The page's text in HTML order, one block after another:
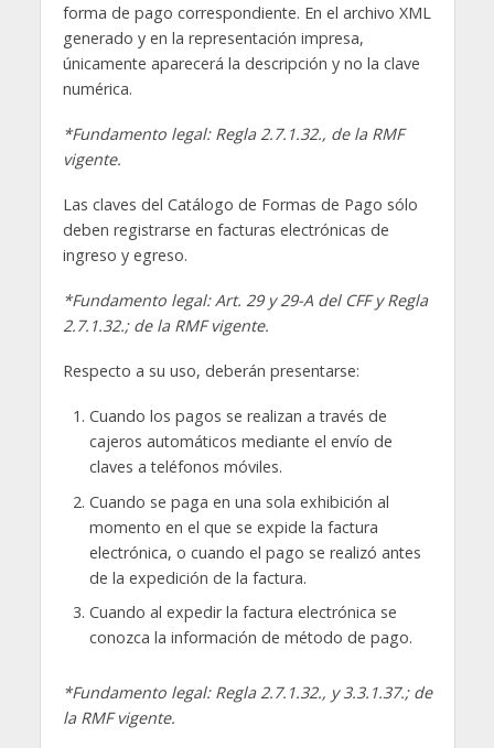
forma de pago correspondiente. En el archivo XML
generado y en la representación impresa,
únicamente aparecerá la descripción y no la clave
numérica.
*Fundamento legal: Regla 2.7.1.32., de la RMF
vigente.
Las claves del Catálogo de Formas de Pago sólo
deben registrarse en facturas electrónicas de
ingreso y egreso.
*Fundamento legal: Art. 29 y 29-A del CFF y Regla
2.7.1.32.; de la RMF vigente.
Respecto a su uso, deberán presentarse:
Cuando los pagos se realizan a través de
cajeros automáticos mediante el envío de
claves a teléfonos móviles.
Cuando se paga en una sola exhibición al
momento en el que se expide la factura
electrónica, o cuando el pago se realizó antes
de la expedición de la factura.
Cuando al expedir la factura electrónica se
conozca la información de método de pago.
*Fundamento legal: Regla 2.7.1.32., y 3.3.1.37.; de
la RMF vigente.